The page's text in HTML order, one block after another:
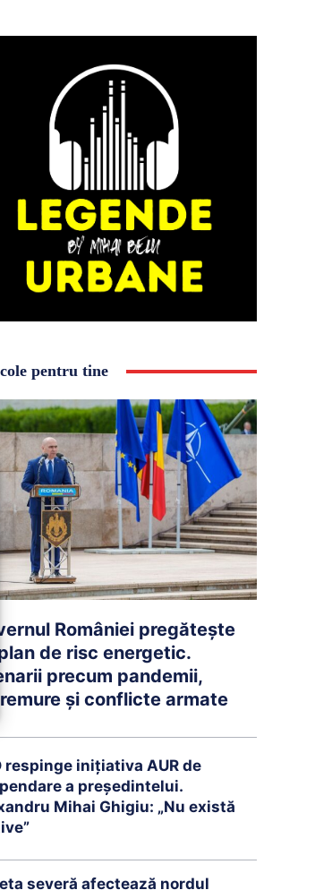
pentru tine
României pregătește
plan de risc energetic.
precum pandemii,
și conflicte armate
respinge inițiativa AUR de
a președintelui.
Mihai Ghigiu: „Nu există
severă afectează nordul